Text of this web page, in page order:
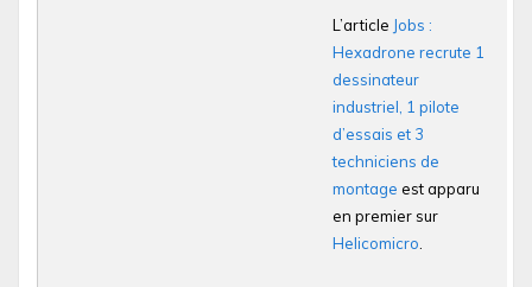
L’article Jobs :
Hexadrone recrute 1
dessinateur
industriel, 1 pilote
d’essais et 3
techniciens de
montage est apparu
en premier sur
Helicomicro